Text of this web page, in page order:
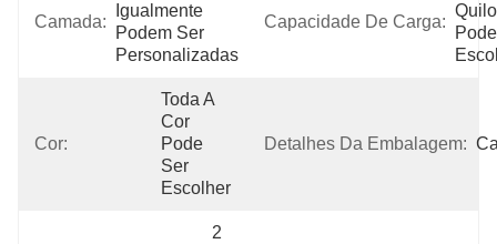
Camada:
Igualmente
Podem Ser
Personalizadas
Capacidade De Carga:
Cor:
Toda A
Cor
Pode
Ser
Escolher
Detalhes Da Embalagem:
2